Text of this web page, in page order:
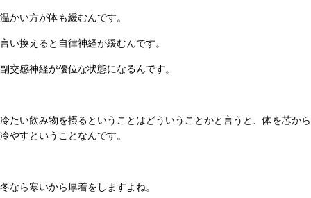
温かい方が体も緩むんです。
言い換えると自律神経が緩むんです。
副交感神経が優位な状態になるんです。
冷たい飲み物を摂るということはどういうことかと言うと、体を芯から
冷やすということなんです。
冬なら寒いから厚着をしますよね。